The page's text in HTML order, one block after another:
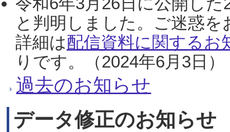
と判明しました。ご迷惑
詳細は配信資料に関するお
りです。（2024年6月3日）
過去のお知らせ
データ修正のお知らせ